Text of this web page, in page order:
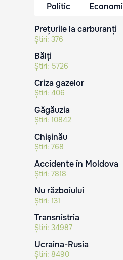
Politic
Prețurile la carburanți
Știri: 376
Bălți
Știri: 5726
Criza gazelor
Știri: 406
Găgăuzia
Știri: 10842
Chișinău
Știri: 768
Accidente în Moldova
Știri: 7818
Nu războiului
Știri: 131
Transnistria
Știri: 34987
Ucraina-Rusia
Știri: 8490